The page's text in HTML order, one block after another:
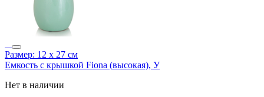
Размер: 12 х 27 см
Емкость с крышкой Fiona (высокая), У
Нет в наличии